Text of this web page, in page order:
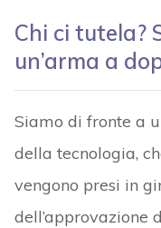
Chi ci tutela?
un’arma a
Siamo di fronte a
della tecnologia,
vengono presi in
dell’approvazione